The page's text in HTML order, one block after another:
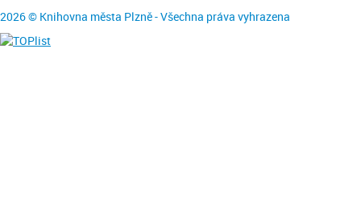
2026 © Knihovna města Plzně - Všechna práva vyhrazena